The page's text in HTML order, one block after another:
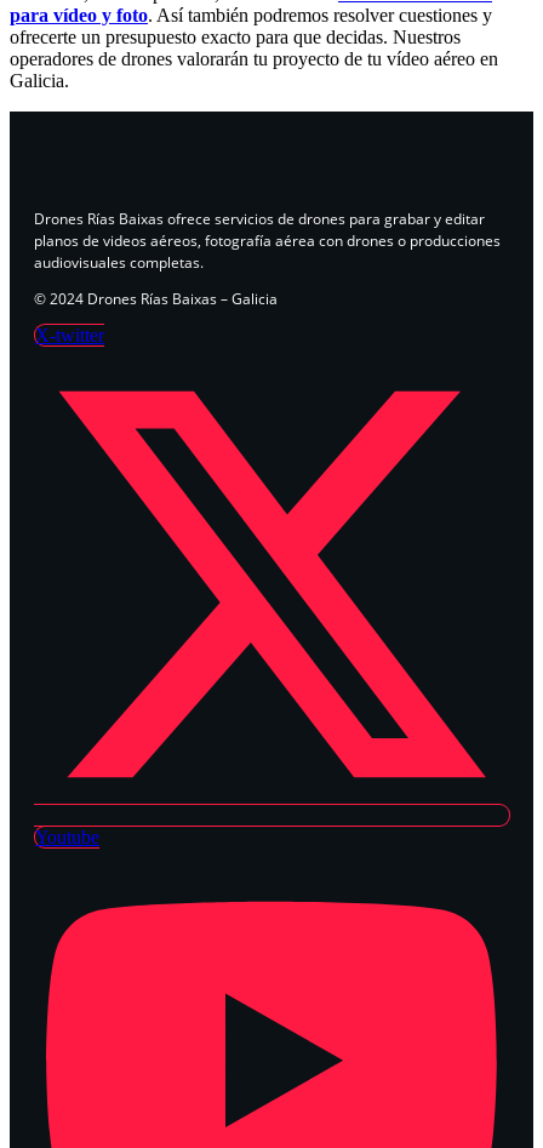
para vídeo y foto. Así también podremos resolver cuestiones y
ofrecerte un presupuesto exacto para que decidas. Nuestros
operadores de drones valorarán tu proyecto de tu vídeo aéreo en
Galicia.
Drones Rías Baixas ofrece servicios de drones para grabar y editar
planos de videos aéreos, fotografía aérea con drones o producciones
audiovisuales completas.
© 2024 Drones Rías Baixas – Galicia
X-twitter
Youtube